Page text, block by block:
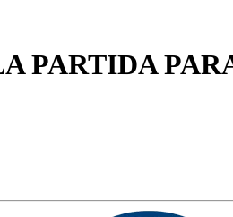
PARTIDA